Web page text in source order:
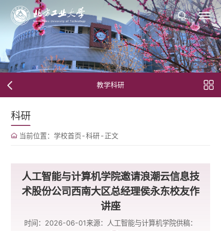
教学科研
科研
当前位置： 学校首页-科研-正文
人工智能与计算机学院邀请浪潮云信息技
术股份公司西南大区总经理侯永东校友作
讲座
时间：2026-06-01来源：人工智能与计算机学院供稿：